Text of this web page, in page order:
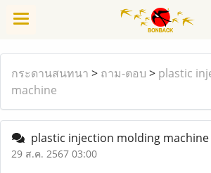
กระดานสนทนา > ถาม-ตอบ > plastic
machine
plastic injection molding machine
29 ส.ค. 2567 03:00